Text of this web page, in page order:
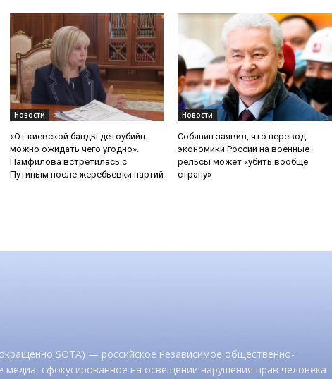
Новости
«От киевской банды детоубийц
можно ожидать чего угодно».
Памфилова встретилась с
Путиным после жеребьевки партий
Новости
Собянин заявил, что перевод
экономики России на военные
рельсы может «убить вообще
страну»
SOTA) — российское независимое общественно-
медиа, сфокусированное на освещении нарушения прав человека